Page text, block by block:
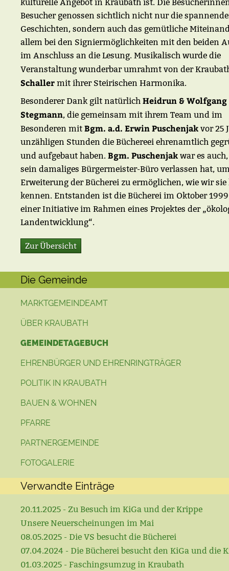
kulturelle Angebot in Kraubath ist. Die
Besucher genossen sichtlich nicht nur die
Geschichten, sondern auch das gemütliche
allem bei den Signiermöglichkeiten mit den beiden
im Anschluss an die Lesung. Musikalisch wurde die
Veranstaltung wunderbar umrahmt von der
Schaller mit ihrer Steirischen Harmonika.
Besonderer Dank gilt natürlich Heidrun & Wolfgang
Stegmann, die gemeinsam mit ihrem Team und im
Besonderen mit Bgm. a.d. Erwin Puschenjak vor 25
unzähligen Stunden die Büchereei ehrenamtlich
und aufgebaut haben. Bgm. Puschenjak war es
sein damaliges Bürgermeister-Büro verlassen hat,
Erweiterung der Bücherei zu ermöglichen, wie wir sie
kennen. Entstanden ist die Bücherei im Oktober
einer Initiative im Rahmen eines Projektes der
Landentwicklung“.
Zur Übersicht
Die Gemeinde
MARKTGEMEINDEAMT
ÜBER KRAUBATH
GEMEINDETAGEBUCH
EHRENBÜRGER UND EHRENRINGTRÄGER
POLITIK IN KRAUBATH
BAUEN & WOHNEN
PFARRE
PARTNERGEMEINDE
FOTOGALERIE
Verwandte Einträge
20.11.2025 - Zu Besuch im KiGa und der Krippe
Unsere Neuerscheinungen im Mai
08.05.2025 - Die VS besucht die Bücherei
07.04.2024 - Die Bücherei besucht den KiGa und die
01.03.2025 - Faschingsumzug in Kraubath